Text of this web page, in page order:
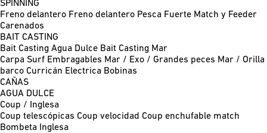
SPINNING
Freno delantero Freno delantero Pesca Fuerte Match y Feeder
Carenados
BAIT CASTING
Bait Casting Agua Dulce Bait Casting Mar
Carpa Surf Embragables Mar / Exo / Grandes peces Mar / Orilla
barco Curricán Electrica Bobinas
CAÑAS
AGUA DULCE
Coup / Inglesa
Coup telescópicas Coup velocidad Coup enchufable match
Bombeta
Inglesa